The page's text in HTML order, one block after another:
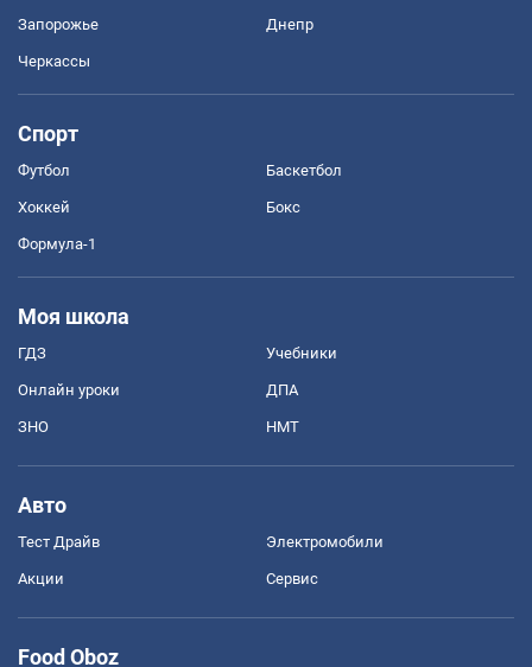
Запорожье Днепр
Черкассы
Спорт
Футбол Баскетбол
Хоккей Бокс
Формула-1
Моя школа
ГДЗ Учебники
Онлайн уроки ДПА
ЗНО НМТ
Авто
Тест Драйв Электромобили
Акции Сервис
Food Oboz